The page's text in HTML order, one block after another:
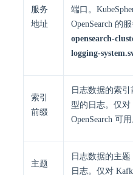
服务
地址
端口。
OpenSearch 的
opensearch-
logging-
索引
前缀
日志数据的索
型的日志。仅对
OpenSearch 可用
主题
日志数据的主
日志。仅对